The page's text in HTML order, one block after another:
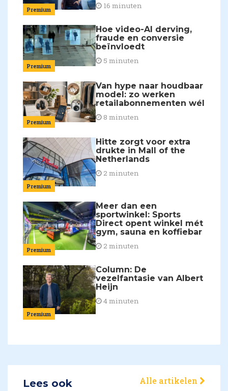
Premium 16 minuten
Premium
Hoe video-AI derving,
fraude en conversie
beïnvloedt
5 minuten
Premium
Van hype naar houdbaar
model: zo werken
retailabonnementen wél
8 minuten
Premium
Hitte zorgt voor extra
drukte in Mall of the
Netherlands
2 minuten
Premium
Meer dan een
sportwinkel: Sports
Direct opent winkel mét
gym, sauna en koffiebar
2 minuten
Premium
Column: De
vezelfantasie van Albert
Heijn
4 minuten
Lees ook Alle artikelen